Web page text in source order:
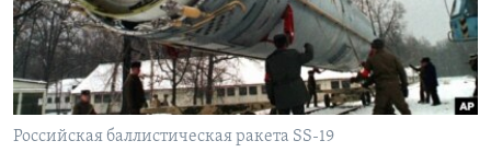
Learning English
СОЦИАЛЬНЫЕ СЕТИ
Российская баллистическая ракета SS-19